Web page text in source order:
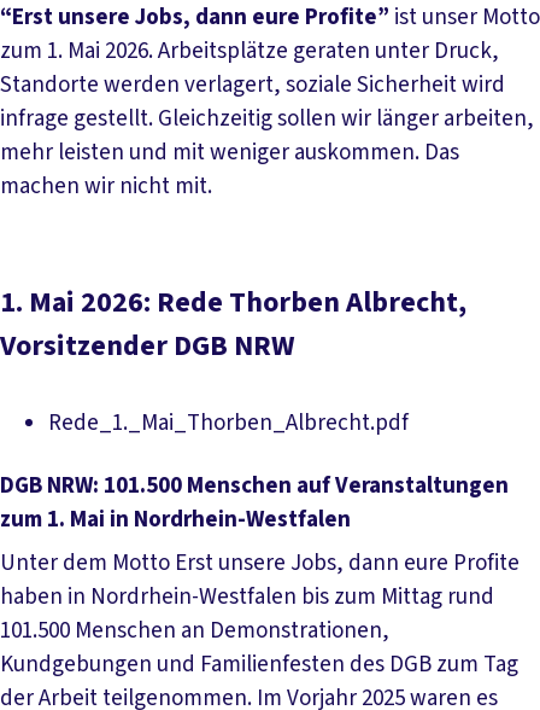
“Erst unsere Jobs, dann eure Profite” ist unser Motto
zum 1. Mai 2026. Arbeitsplätze geraten unter Druck,
Standorte werden verlagert, soziale Sicherheit wird
infrage gestellt. Gleichzeitig sollen wir länger arbeiten,
mehr leisten und mit weniger auskommen. Das
machen wir nicht mit.
1. Mai 2026: Rede Thorben Albrecht,
Vorsitzender DGB NRW
Rede_1._Mai_Thorben_Albrecht.pdfDownload
DGB NRW: 101.500 Menschen auf Veranstaltungen
zum 1. Mai in Nordrhein-Westfalen
Unter dem Motto Erst unsere Jobs, dann eure Profite
haben in Nordrhein-Westfalen bis zum Mittag rund
101.500 Menschen an Demonstrationen,
Kundgebungen und Familienfesten des DGB zum Tag
der Arbeit teilgenommen. Im Vorjahr 2025 waren es